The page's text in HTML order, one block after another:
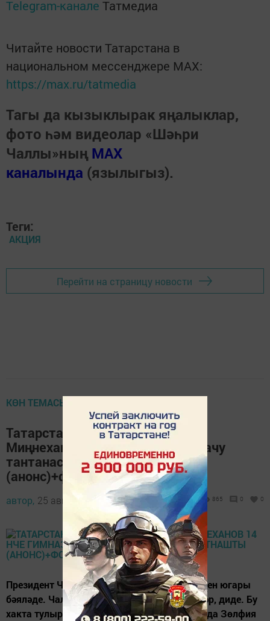
Telegram-канале Татмедиа
Читайте новости Татарстана в
национальном мессенджере MАХ:
https://max.ru/tatmedia
Тагы да кызыклырак яңалыклар,
фото һәм видеолар «Шәһри
Чаллы»ның MAX
каналында (язылыгыз).
Теги:
АКЦИЯ
Перейти на страницу новости
КӨН ТЕМАСЫ
Татарстан Президенты Рөстәм
Миңнеханов 14 нче гимназияне ачу
тантанасында катнашты
(анонс)+фотолар)
автор, 25 август 2021 - 13:10 865 0 0
Президент Чаллы укытучыларының хезмәтен югары
бәяләде. Чаллыны стратегик үсештәге шәһәр, диде. Бу
хакта тулырак газетабызның киләсе санында Зөлфия